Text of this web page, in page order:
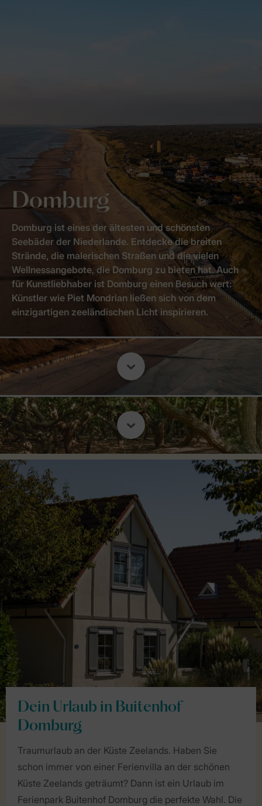
Domburg
Domburg ist eines der ältesten und schönsten
Seebäder der Niederlande. Entdecke die breiten
Strände, die malerischen Straßen und die vielen
Wellnessangebote, die Domburg zu bieten hat. Auch
für Kunstliebhaber ist Domburg einen Besuch wert:
Künstler wie Piet Mondrian ließen sich von dem
einzigartigen zeeländischen Licht inspirieren.
Dein Urlaub in Buitenhof
Domburg
Traumurlaub an der Küste Zeelands. Haben Sie
schon immer von einer Ferienvilla an der schönen
Küste Zeelands geträumt? Dann ist ein Urlaub im
Ferienpark Buitenhof Domburg die perfekte Wahl. Die